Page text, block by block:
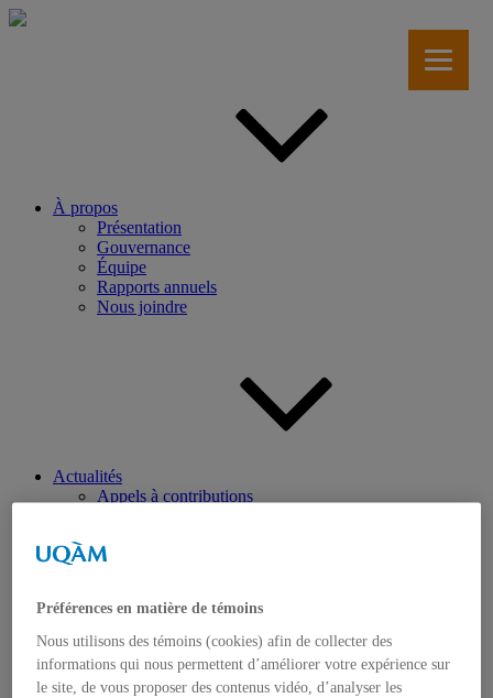
Aller
À propos
Présentation
Gouvernance
Équipe
Rapports annuels
Nous joindre
Actualités
Appels à contributions
Dans les médias
Préférences en matière de témoins
Nous utilisons des témoins (cookies) afin de collecter des
informations qui nous permettent d’améliorer votre expérience sur
le site, de vous proposer des contenus vidéo, d’analyser les